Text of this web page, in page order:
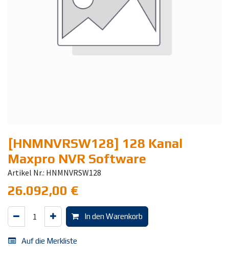
[HNMNVRSW128] 128 Kanal
Maxpro NVR Software
Artikel Nr.: HNMNVRSW128
26.092,00 €
In den Warenkorb
Auf die Merkliste